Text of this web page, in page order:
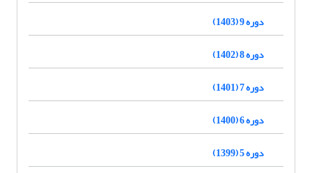
دوره 9 (1403)
دوره 8 (1402)
دوره 7 (1401)
دوره 6 (1400)
دوره 5 (1399)